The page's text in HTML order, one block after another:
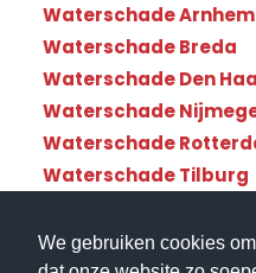
We gebruiken cookies
Waterschade Arnhem
Waterschade Breda
Waterschade Den
Waterschade
Waterschade
Waterschade Tilburg